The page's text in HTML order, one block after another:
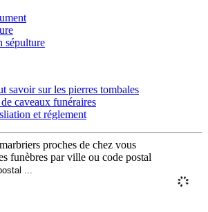
sépulture
savoir sur les pierres tombales
caveaux funéraires
et réglement
proches de chez vous
funèbres par ville ou code postal